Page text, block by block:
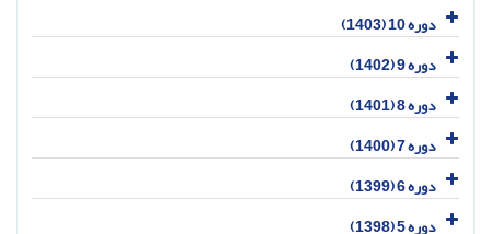
دوره 10 (1403)
دوره 9 (1402)
دوره 8 (1401)
دوره 7 (1400)
دوره 6 (1399)
دوره 5 (1398)